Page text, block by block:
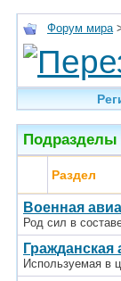
Форум мира
Подразделы
Раздел
Военная
Род сил в
Гражданская
Используемая в